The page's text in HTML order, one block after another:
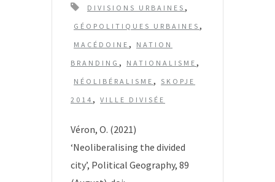
T
a
g
s
DIVISIONS URBAINES ,
GÉOPOLITIQUES URBAINES ,
MACÉDOINE ,
NATION
BRANDING , NATIONALISME ,
NÉOLIBÉRALISME ,
SKOPJE
2014 , VILLE DIVISÉE
Véron, O. (2021)
‘Neoliberalising the divided
city’, Political Geography, 89